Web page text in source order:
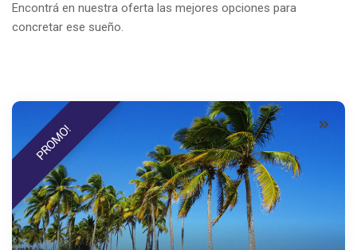
Encontrá en nuestra oferta las mejores opciones para
concretar ese sueño.
PROMO!